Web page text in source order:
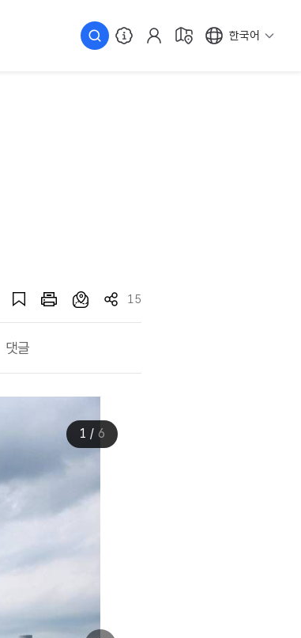
한국어
15
댓글
1 / 6